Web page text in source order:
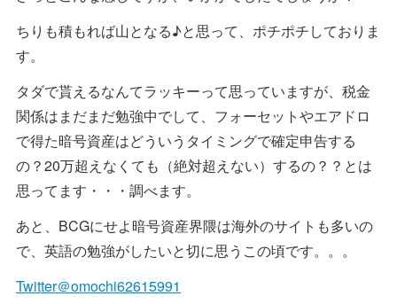
ちりも積もれば山となる♪と思って、ポチポチしておりま
す。
タダで貰えるなんてラッキーって思っていますが、税金
関係はまだまだ勉強中でして、フォーセットやエアドロ
で得た暗号資産はどういうタイミングで確定申告する
の？20万超えなくても（絶対超えない）するの？？とは
思ってます・・・調べます。
あと、BCGにせよ暗号資産界隈は海外のサイトも多いの
で、英語の勉強がしたいと切に思うこの頃です。。。
Twitter＠omochi62615991